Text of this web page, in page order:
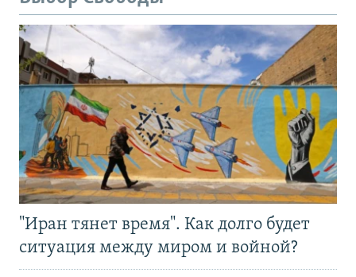
"Иран тянет время". Как долго будет
ситуация между миром и войной?